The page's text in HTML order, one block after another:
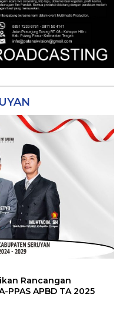
Rancangan
PPAS APBD TA 2025